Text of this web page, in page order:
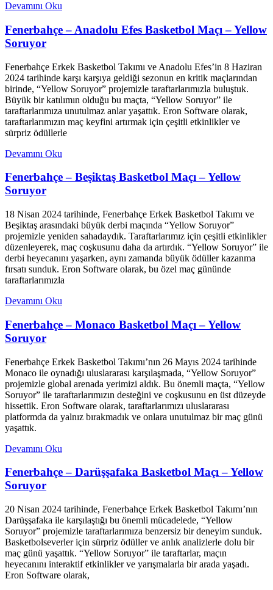
Devamını Oku
Fenerbahçe – Anadolu Efes Basketbol Maçı – Yellow
Soruyor
Fenerbahçe Erkek Basketbol Takımı ve Anadolu Efes’in 8 Haziran
2024 tarihinde karşı karşıya geldiği sezonun en kritik maçlarından
birinde, “Yellow Soruyor” projemizle taraftarlarımızla buluştuk.
Büyük bir katılımın olduğu bu maçta, “Yellow Soruyor” ile
taraftarlarımıza unutulmaz anlar yaşattık. Eron Software olarak,
taraftarlarımızın maç keyfini artırmak için çeşitli etkinlikler ve
sürpriz ödüllerle
Devamını Oku
Fenerbahçe – Beşiktaş Basketbol Maçı – Yellow
Soruyor
18 Nisan 2024 tarihinde, Fenerbahçe Erkek Basketbol Takımı ve
Beşiktaş arasındaki büyük derbi maçında “Yellow Soruyor”
projemizle yeniden sahadaydık. Taraftarlarımız için çeşitli etkinlikler
düzenleyerek, maç coşkusunu daha da artırdık. “Yellow Soruyor” ile
derbi heyecanını yaşarken, aynı zamanda büyük ödüller kazanma
fırsatı sunduk. Eron Software olarak, bu özel maç gününde
taraftarlarımızla
Devamını Oku
Fenerbahçe – Monaco Basketbol Maçı – Yellow
Soruyor
Fenerbahçe Erkek Basketbol Takımı’nın 26 Mayıs 2024 tarihinde
Monaco ile oynadığı uluslararası karşılaşmada, “Yellow Soruyor”
projemizle global arenada yerimizi aldık. Bu önemli maçta, “Yellow
Soruyor” ile taraftarlarımızın desteğini ve coşkusunu en üst düzeyde
hissettik. Eron Software olarak, taraftarlarımızı uluslararası
platformda da yalnız bırakmadık ve onlara unutulmaz bir maç günü
yaşattık.
Devamını Oku
Fenerbahçe – Darüşşafaka Basketbol Maçı – Yellow
Soruyor
20 Nisan 2024 tarihinde, Fenerbahçe Erkek Basketbol Takımı’nın
Darüşşafaka ile karşılaştığı bu önemli mücadelede, “Yellow
Soruyor” projemizle taraftarlarımıza benzersiz bir deneyim sunduk.
Basketbolseverler için sürpriz ödüller ve anlık analizlerle dolu bir
maç günü yaşattık. “Yellow Soruyor” ile taraftarlar, maçın
heyecanını interaktif etkinlikler ve yarışmalarla bir arada yaşadı.
Eron Software olarak,